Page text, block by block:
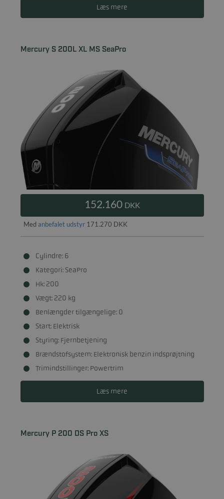
Læs mere
Mercury S 200L XL MS SeaPro
152.160 DKK
Med anbefalet udstyr171.270 DKK
Cylindre: 6
Kategori: SeaPro
Hk: 200
Vægt: 220 kg
Benlængder tilgængelige: 0
Start: Elektrisk
Styring: Fjernbetjening
Brændstofsystem: Elektronisk benzin indsprøjtning
Trimindstillinger: Powertrim
Læs mere
Mercury P 200 DS Pro XS